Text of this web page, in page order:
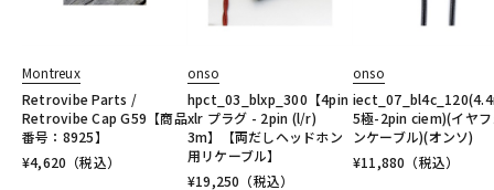
Montreux
Retrovibe Parts /
Retrovibe Cap G59【商品
番号：8925】
¥4,620 （税込）
onso
hpct_03_blxp_300【4pin
xlr プラグ - 2pin (l/r)
3m】【両だしヘッドホン
用リケーブル】
¥19,250 （税込）
onso
5極-2pin ciem)(イヤ
ンケーブル)(オンソ)
¥11,880 （税込）